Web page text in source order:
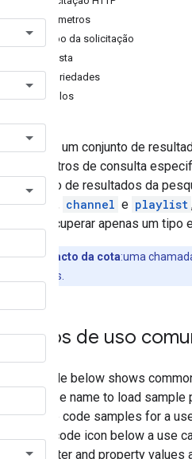
Parâmetros
Corpo da solicitação
Resposta
Propriedades
Exemplos
Retorna um conjunto de
parâmetros de consulta
conjunto de resultados da
video
, channel e playlist
para recuperar apenas um
Impacto da cota:uma
unidades.
Casos de uso